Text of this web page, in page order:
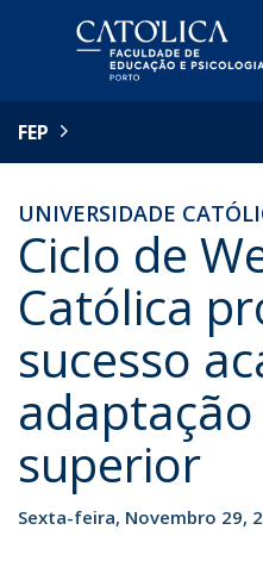
FEP
UNIVERSIDADE
Ciclo de
Católica
sucesso
superior
Sexta-feira, Novembro 29,